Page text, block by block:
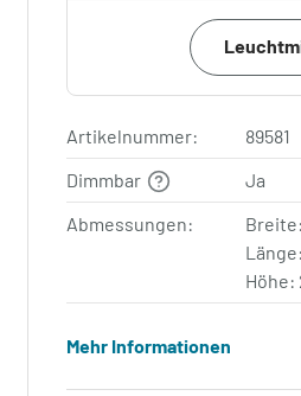
Artikelnummer:
89581
Dimmbar
Ja
Abmessungen:
Höhe:
Mehr Informationen